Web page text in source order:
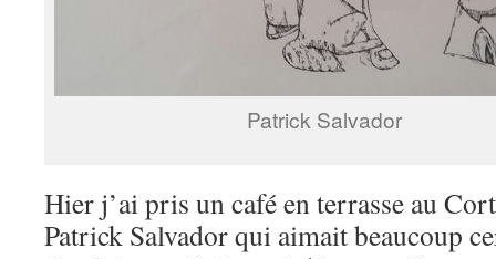
Patrick Salvador
Hier j’ai pris un café en terrasse au
Patrick Salvador qui aimait beaucoup